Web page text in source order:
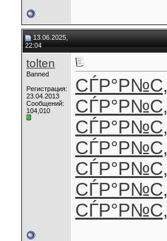
13.06.2025,
22:04
tolten
Banned
Регистрация:
23.04.2013
Сообщений:
104,010
СЃР°Р№С‚
СЃР°Р№С‚
СЃР°Р№С‚
СЃР°Р№С‚
СЃР°Р№С‚
СЃР°Р№С‚
СЃР°Р№С‚